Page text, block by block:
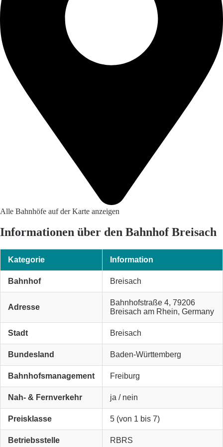
Alle Bahnhöfe auf der Karte anzeigen
Informationen über den Bahnhof Breisach
Kategorie Information
Bahnhof Breisach
Adresse
Bahnhofstraße 4, 79206
Breisach am Rhein, Germany
Stadt Breisach
Bundesland Baden-Württemberg
Bahnhofsmanagement Freiburg
Nah- & Fernverkehr ja / nein
Preisklasse 5 (von 1 bis 7)
Betriebsstelle RBRS